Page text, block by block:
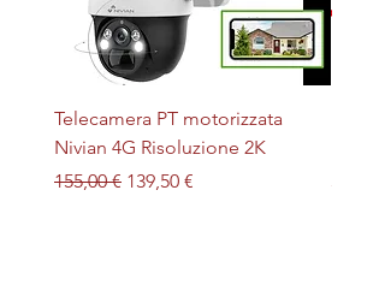
Telecamera PT motorizzata
Nivian 4G Risoluzione 2K
Prezzo regolare
155,00 € Prezzo scontato
139,50 €